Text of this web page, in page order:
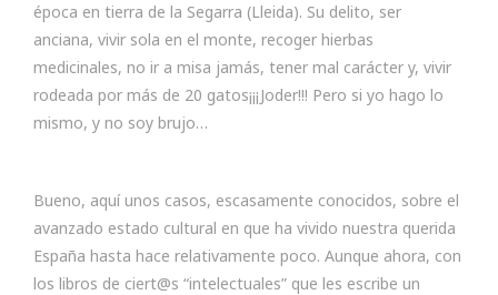
época en tierra de la Segarra (Lleida). Su delito, ser
anciana, vivir sola en el monte, recoger hierbas
medicinales, no ir a misa jamás, tener mal carácter y, vivir
rodeada por más de 20 gatos¡¡¡Joder!!! Pero si yo hago lo
mismo, y no soy brujo…
Bueno, aquí unos casos, escasamente conocidos, sobre el
avanzado estado cultural en que ha vivido nuestra querida
España hasta hace relativamente poco. Aunque ahora, con
los libros de ciert@s “intelectuales” que les escribe un